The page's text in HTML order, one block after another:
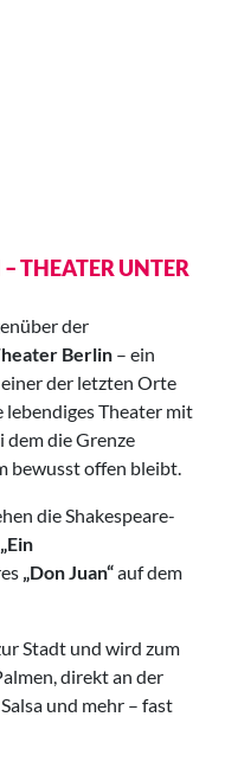
THEATER UNTER
der
Berlin – ein
der letzten Orte
Theater mit
die Grenze
bewusst offen bleibt.
die Shakespeare-
„Ein
„Don Juan“auf dem
Stadt und wird zum
direkt an der
und mehr – fast